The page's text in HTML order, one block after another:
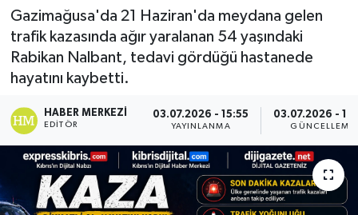
Gazimağusa'da 21 Haziran'da meydana gelen
trafik kazasında ağır yaralanan 54 yaşındaki
Rabikan Nalbant, tedavi gördüğü hastanede
hayatını kaybetti.
HABER MERKEZI
EDITÖR
03.07.2026 - 15:55
YAYINLANMA
03.07.2026 -
GÜNCELLEME
EĞİTİM
EKONOMİ
ENGLISH
ESENTEPE
GAZİMAĞUSA
Haber Arşivi